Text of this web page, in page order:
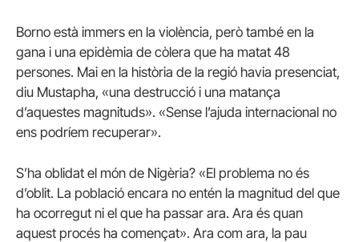
Borno està immers en la violència, però també en la
gana i una epidèmia de còlera que ha matat 48
persones. Mai en la història de la regió havia presenciat,
diu Mustapha, «una destrucció i una matança
d’aquestes magnituds». «Sense l’ajuda internacional no
ens podríem recuperar».
S’ha oblidat el món de Nigèria? «El problema no és
d’oblit. La població encara no entén la magnitud del que
ha ocorregut ni el que ha passar ara. Ara és quan
aquest procés ha començat». Ara com ara, la pau